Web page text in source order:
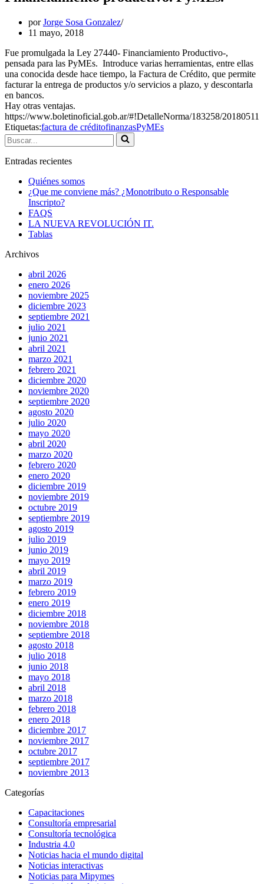
porJorge Sosa Gonzalez
11 mayo, 2018
Fue promulgada la Ley 27440- Financiamiento Productivo-,
pensada para las PyMEs. Introduce varias herramientas, entre ellas
una conocida desde hace tiempo, la Factura de Crédito, que permite
facturar la entrega de productos y/o servicios a plazo, y descontarla
en bancos.
Hay otras ventajas.
https://www.boletinoficial.gob.ar/#!DetalleNorma/183258/20180511
Etiquetas:factura de créditofinanzasPyMEs
Buscar...
Entradas recientes
Quiénes somos
¿Que me conviene más? ¿Monotributo o Responsable
Inscripto?
FAQS
LA NUEVA REVOLUCIÓN IT.
Tablas
Archivos
abril 2026
enero 2026
noviembre 2025
diciembre 2023
septiembre 2021
julio 2021
junio 2021
abril 2021
marzo 2021
febrero 2021
diciembre 2020
noviembre 2020
septiembre 2020
agosto 2020
julio 2020
mayo 2020
abril 2020
marzo 2020
febrero 2020
enero 2020
diciembre 2019
noviembre 2019
octubre 2019
septiembre 2019
agosto 2019
julio 2019
junio 2019
mayo 2019
abril 2019
marzo 2019
febrero 2019
enero 2019
diciembre 2018
noviembre 2018
septiembre 2018
agosto 2018
julio 2018
junio 2018
mayo 2018
abril 2018
marzo 2018
febrero 2018
enero 2018
diciembre 2017
noviembre 2017
octubre 2017
septiembre 2017
noviembre 2013
Categorías
Capacitaciones
Consultoría empresarial
Consultoría tecnológica
Industria 4.0
Noticias hacia el mundo digital
Noticias interactivas
Noticias para Mipymes